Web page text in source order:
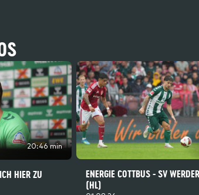
20:46 min
HIER ZU
ENERGIE COTTBUS - SV
(HL)